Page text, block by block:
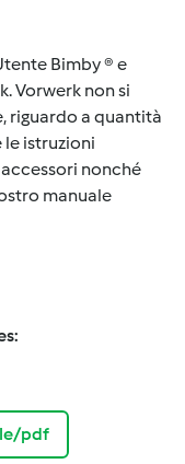
Bimby ® e
Vorwerk non si
riguardo a quantità
le istruzioni
nonché
manuale
pdf